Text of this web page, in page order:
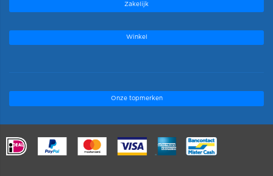
Zakelijk
Winkel
Onze topmerken
.